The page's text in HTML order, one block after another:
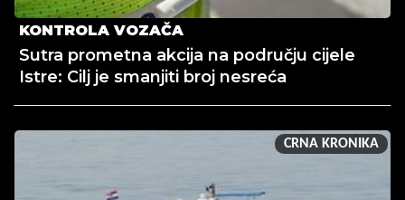
KONTROLA VOZAČA
Sutra prometna akcija na području cijele
Istre: Cilj je smanjiti broj nesreća
CRNA KRONIKA